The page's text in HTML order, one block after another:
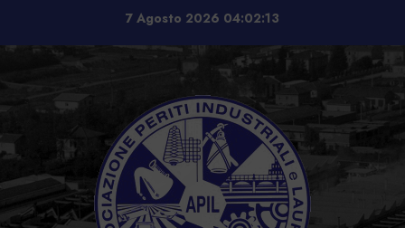
contenuto
7 Agosto 2026 04:02:14